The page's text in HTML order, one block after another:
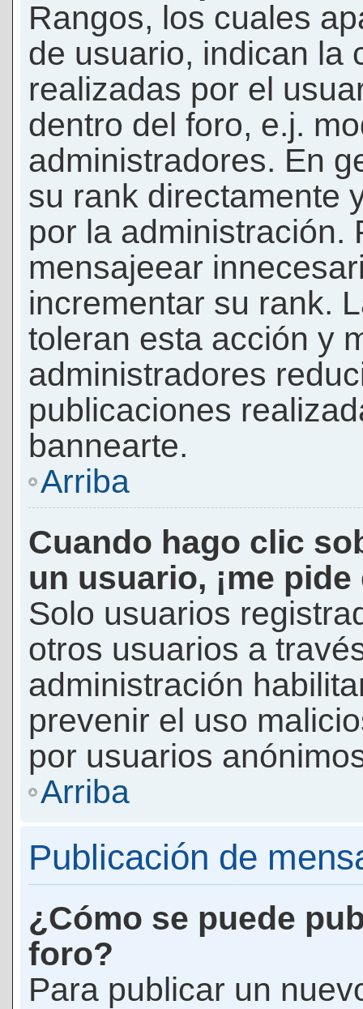
Rangos, los cuales
de usuario, indican la
realizadas por el
dentro del foro, e.j.
administradores. En
su rank directamente
por la administración.
mensajeear
incrementar su rank.
toleran esta acción y
administradores
publicaciones
bannearte.
Arriba
Cuando hago clic
un usuario, ¡me
Solo usuarios
otros usuarios a
administración
prevenir el uso
por usuarios
Arriba
Publicación de
¿Cómo se puede
foro?
Para publicar un